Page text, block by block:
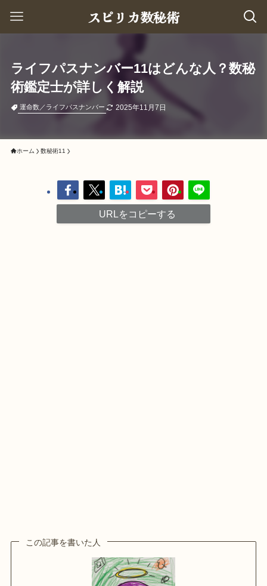
スピリカ数秘術
ライフパスナンバー11はどんな人？数秘
術鑑定士が詳しく解説
運命数／ライフパスナンバー 2025年11月7日
ホーム 数秘術11
URLをコピーする
この記事を書いた人